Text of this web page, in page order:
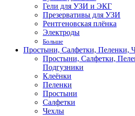
Гели для УЗИ и ЭКГ
Презервативы для УЗИ
Рентгеновская плёнка
Электроды
Больше
Простыни, Салфетки, Пеленки,
Простыни, Салфетки,
Подгузники
Клеёнки
Пеленки
Простыни
Салфетки
Чехлы